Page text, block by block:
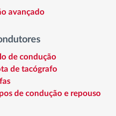
avançado
de condução
de tacógrafo
de condução e repouso